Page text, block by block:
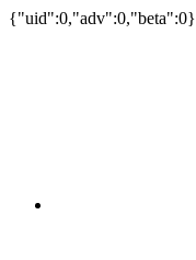
{"uid":0,"adv":0,"beta":0}